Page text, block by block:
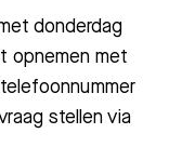
donderdag
opnemen met
stellen via